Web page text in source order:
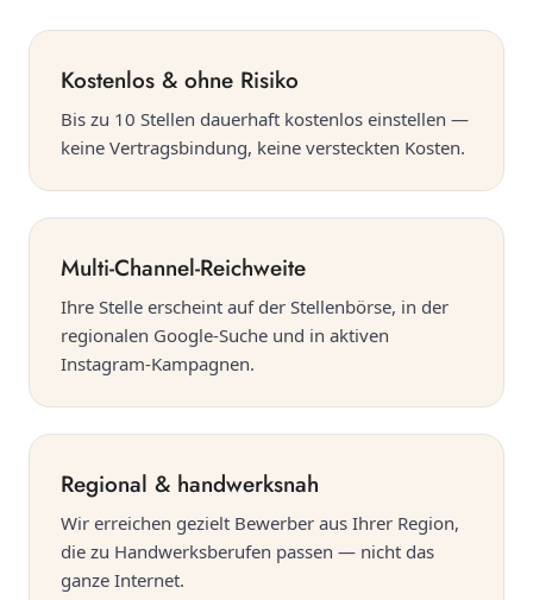
Kostenlos & ohne Risiko
Bis zu 10 Stellen dauerhaft kostenlos einstellen —
keine Vertragsbindung, keine versteckten Kosten.
Multi-Channel-Reichweite
Ihre Stelle erscheint auf der Stellenbörse, in der
regionalen Google-Suche und in aktiven
Instagram-Kampagnen.
Regional & handwerksnah
Wir erreichen gezielt Bewerber aus Ihrer Region,
die zu Handwerksberufen passen — nicht das
ganze Internet.